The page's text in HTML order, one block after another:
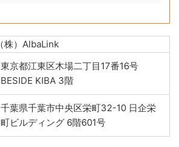
（株）AlbaLink
東京都江東区木場二丁目17番16号
BESIDE KIBA 3階
千葉県千葉市中央区栄町32-10 日企栄
町ビルディング 6階601号